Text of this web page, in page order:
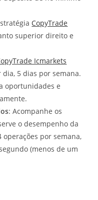
CopyTrade
superior direito e
Icmarkets
5 dias por semana.
oportunidades e
: Acompanhe os
o desempenho da
operações por semana,
(menos de um